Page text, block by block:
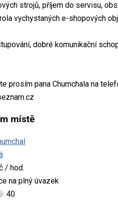
strojů, příjem do servisu,
vychystaných e-shopových
dobré komunikační
prosím pana Chumchala na
místě
/ hod.
na plný úvazek
40